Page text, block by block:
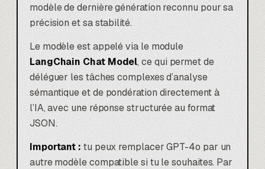
modèle de dernière génération reconnu pour sa
précision et sa stabilité.
Le modèle est appelé via le module
LangChain Chat Model, ce qui permet de
déléguer les tâches complexes d’analyse
sémantique et de pondération directement à
l’IA, avec une réponse structurée au format
JSON.
Important :tu peux remplacer GPT-4o par un
autre modèle compatible si tu le souhaites. Par